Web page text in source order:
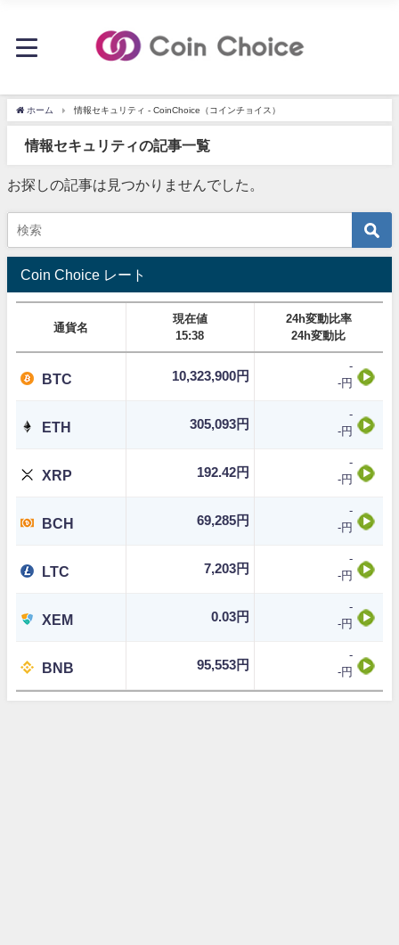
ホーム 情報セキュリティ - CoinChoice（コインチョイス）
情報セキュリティの記事一覧
お探しの記事は見つかりませんでした。
Coin Choice レート
通貨名
現在値
15:38
24h変動比率
24h変動比
BTC 10,323,900円
-
-円
ETH 305,093円
-
-円
XRP 192.42円
-
-円
BCH 69,285円
-
-円
LTC 7,203円
-
-円
XEM 0.03円
-
-円
BNB 95,553円
-
-円